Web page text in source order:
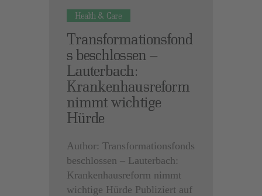
Health & Care
Transformationsfond
s beschlossen –
Lauterbach:
Krankenhausreform
nimmt wichtige
Hürde
Author: Transformationsfonds
beschlossen – Lauterbach:
Krankenhausreform nimmt
wichtige Hürde Publiziert auf